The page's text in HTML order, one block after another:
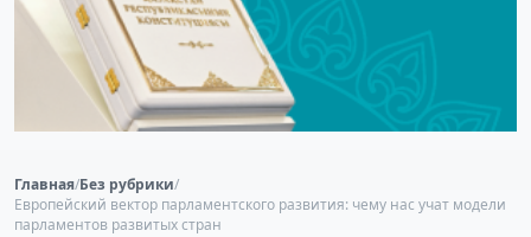
Главная/Без рубрики/
Европейский вектор парламентского развития: чему нас учат модели
парламентов развитых стран